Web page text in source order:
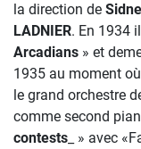
la direction de
LADNIER. En 1934
Arcadians » et
1935 au moment
le grand orchestre
comme second
contests _ » avec